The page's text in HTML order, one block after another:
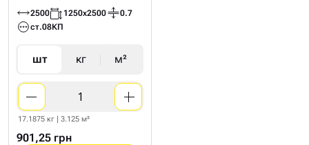
2500 1250х2500
0.7
ст.08КП
шт кг м²
17.1875 кг | 3.125 м²
901,25 грн